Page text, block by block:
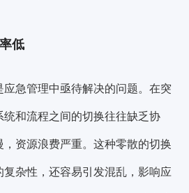
低
急管理中亟待解决的问题。在突
统和流程之间的切换往往缺乏协
，资源浪费严重。这种零散的切换
杂性，还容易引发混乱，影响应